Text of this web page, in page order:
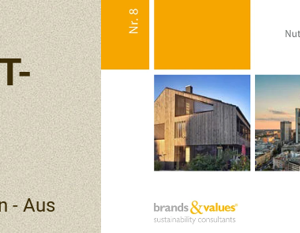
- Aus